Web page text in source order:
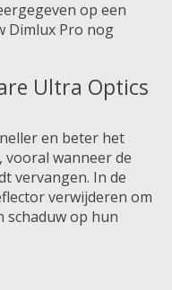
op een
Dimlux Pro nog
Ultra Optics
en beter het
wanneer de
vervangen. In de
verwijderen om
schaduw op hun